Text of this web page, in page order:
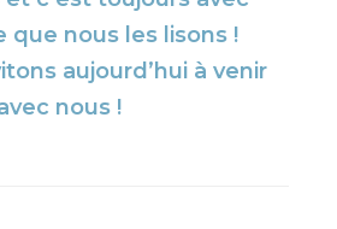
que nous les lisons !
aujourd’hui à venir
nous !